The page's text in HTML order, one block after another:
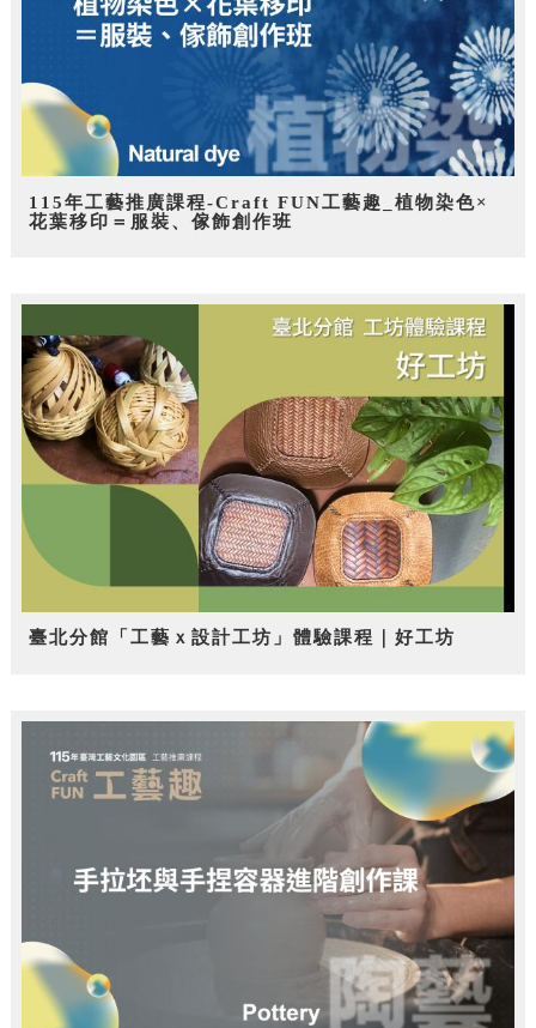
115年工藝推廣課程-Craft FUN工藝趣_植物染色×
花葉移印＝服裝、傢飾創作班
臺北分館「工藝ｘ設計工坊」體驗課程｜好工坊